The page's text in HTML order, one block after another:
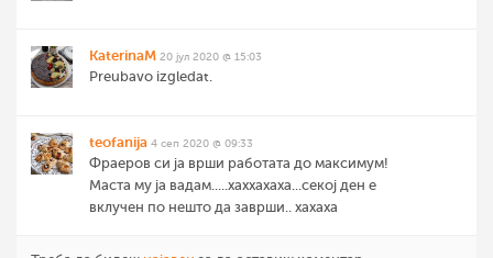
KaterinaM 20 јул 2020 @ 15:03
Preubavo izgledat.
teofanija 4 сеп 2020 @ 09:33
Фраеров си ја врши работата до максимум!
Маста му ја вадам.....хаххахаха...секој ден е
вклучен по нешто да заврши.. хахаха